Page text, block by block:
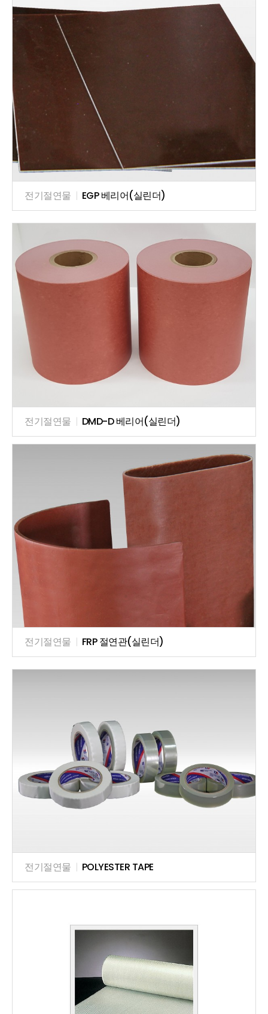
전기절연물 | EGP 베리어(실린더)
전기절연물 | DMD-D 베리어(실린더)
전기절연물 | FRP 절연관(실린더)
전기절연물 | POLYESTER TAPE